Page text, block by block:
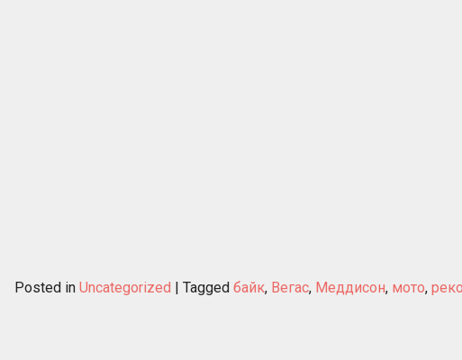
Posted in Uncategorized | Tagged байк, Вегас, Меддисон, мото,